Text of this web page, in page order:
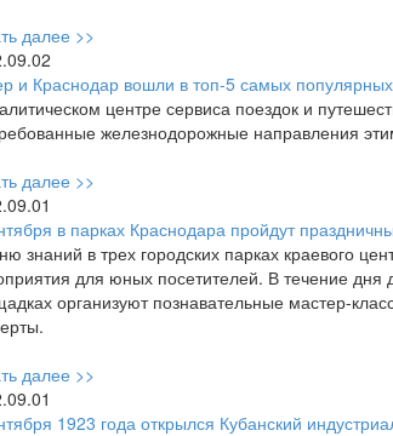
далее >>
и Краснодар вошли в топ-5 самых
центре сервиса поездок и
железнодорожные направления
далее >>
в парках Краснодара пройдут
знаний в трех городских парках краевого
для юных посетителей. В течение дня
организуют познавательные мастер-
далее >>
1923 года открылся Кубанский